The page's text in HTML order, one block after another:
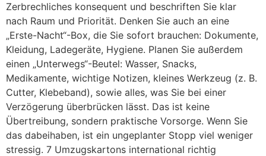
Zerbrechliches konsequent und beschriften Sie klar
nach Raum und Priorität. Denken Sie auch an eine
„Erste-Nacht“-Box, die Sie sofort brauchen: Dokumente,
Kleidung, Ladegeräte, Hygiene. Planen Sie außerdem
einen „Unterwegs“-Beutel: Wasser, Snacks,
Medikamente, wichtige Notizen, kleines Werkzeug (z. B.
Cutter, Klebeband), sowie alles, was Sie bei einer
Verzögerung überbrücken lässt. Das ist keine
Übertreibung, sondern praktische Vorsorge. Wenn Sie
das dabeihaben, ist ein ungeplanter Stopp viel weniger
stressig. 7 Umzugskartons international richtig